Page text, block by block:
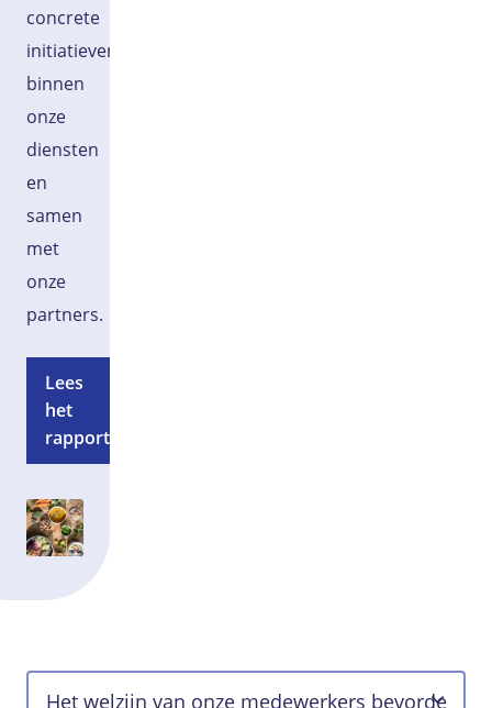
concrete
initiatieven
binnen
onze
diensten
en
samen
met
onze
partners.
Lees
het
rapport